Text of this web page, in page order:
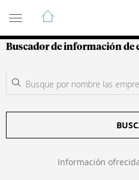
Guía de Empresas
Buscador de información de
Información